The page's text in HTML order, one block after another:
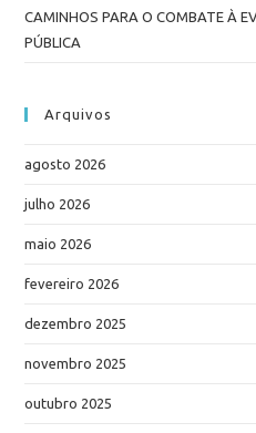
CAMINHOS PARA O COMBATE À
PÚBLICA
Arquivos
agosto 2026
julho 2026
maio 2026
fevereiro 2026
dezembro 2025
novembro 2025
outubro 2025